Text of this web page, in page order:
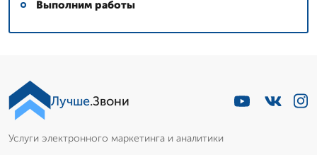
Выполним работы
Лучше.Звони
Услуги электронного маркетинга и аналитики